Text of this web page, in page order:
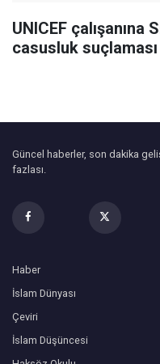
UNICEF çalışanına
casusluk suçlaması
Güncel haberler, son dakika
fazlası.
Haber
İslam Dünyası
Çeviri
İslam Düşüncesi